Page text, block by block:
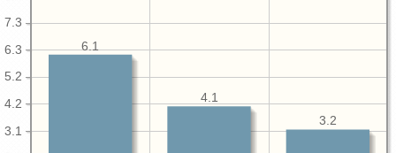
3.1
4.2
5.2
6.3
7.3
3.2
4.1
6.1